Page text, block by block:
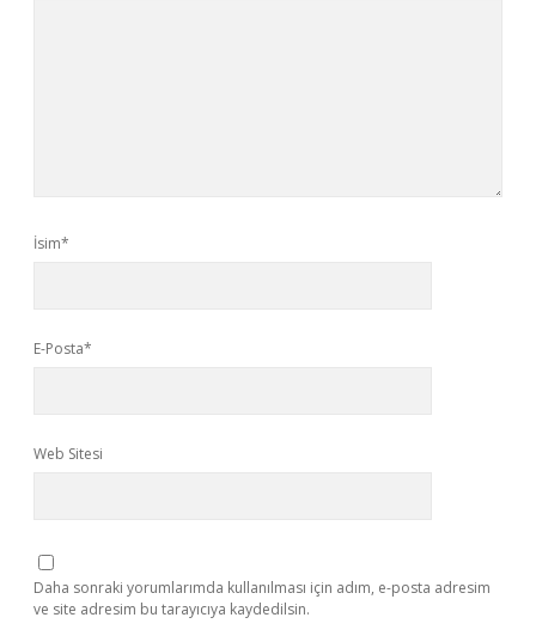
İsim*
E-Posta*
Web Sitesi
Daha sonraki yorumlarımda kullanılması için adım, e-posta adresim
ve site adresim bu tarayıcıya kaydedilsin.